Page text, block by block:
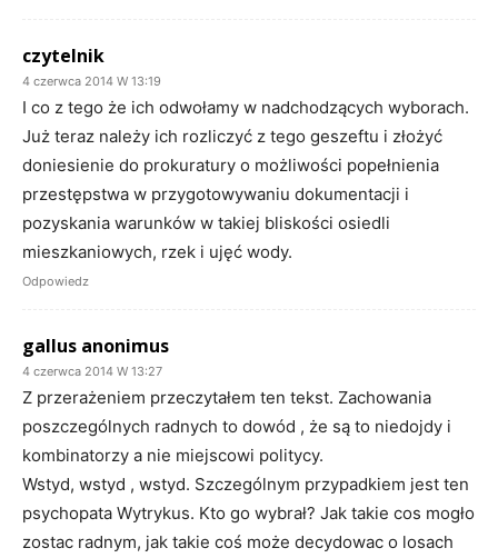
czytelnik
4 czerwca 2014 W 13:19
I co z tego że ich odwołamy w nadchodzących wyborach.
Już teraz należy ich rozliczyć z tego geszeftu i złożyć
doniesienie do prokuratury o możliwości popełnienia
przestępstwa w przygotowywaniu dokumentacji i
pozyskania warunków w takiej bliskości osiedli
mieszkaniowych, rzek i ujęć wody.
Odpowiedz
gallus anonimus
4 czerwca 2014 W 13:27
Z przerażeniem przeczytałem ten tekst. Zachowania
poszczególnych radnych to dowód , że są to niedojdy i
kombinatorzy a nie miejscowi politycy.
Wstyd, wstyd , wstyd. Szczególnym przypadkiem jest ten
psychopata Wytrykus. Kto go wybrał? Jak takie cos mogło
zostac radnym, jak takie coś może decydowac o losach